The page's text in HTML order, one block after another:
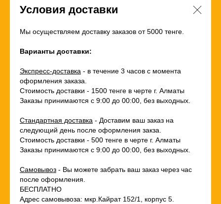
Условия доставки
Мы осуществляем доставку заказов от 5000 тенге.
Варианты доставки:
Экспресс-доставка - в течение 3 часов с момента
оформления заказа.
Стоимость доставки - 1500 тенге в черте г. Алматы
Заказы принимаются с 9:00 до 00:00, без выходных.
Стандартная доставка - Доставим ваш заказ на
следующий день после оформления закза.
Стоимость доставки - 500 тенге в черте г. Алматы
Заказы принимаются с 9:00 до 00:00, без выходных.
Самовывоз - Вы можете забрать ваш заказ через час
после оформления.
БЕСПЛАТНО
Адрес самовывоза: мкр.Кайрат 152/1, корпус 5.